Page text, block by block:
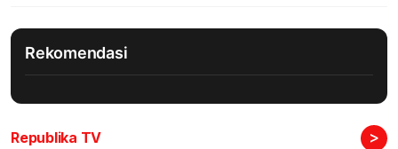
Rekomendasi
Republika TV >